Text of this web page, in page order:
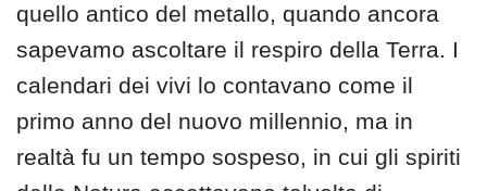
quello antico del metallo, quando ancora
sapevamo ascoltare il respiro della Terra. I
calendari dei vivi lo contavano come il
primo anno del nuovo millennio, ma in
realtà fu un tempo sospeso, in cui gli spiriti